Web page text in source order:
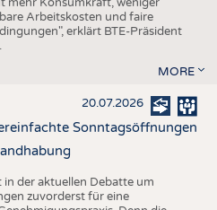
Arbeitskosten und faire
erklärt BTE-Präsident
MORE
20.07.2026
Sonntagsöffnungen
in der aktuellen Debatte um
zuvorderst für eine